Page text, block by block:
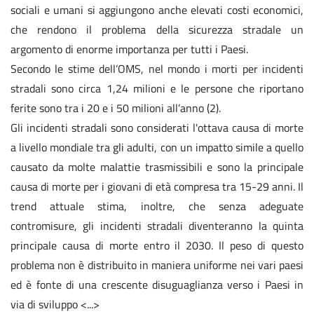
sociali e umani si aggiungono anche elevati costi economici,
che rendono il problema della sicurezza stradale un
argomento di enorme importanza per tutti i Paesi.
Secondo le stime dell’OMS, nel mondo i morti per incidenti
stradali sono circa 1,24 milioni e le persone che riportano
ferite sono tra i 20 e i 50 milioni all’anno (2).
Gli incidenti stradali sono considerati l'ottava causa di morte
a livello mondiale tra gli adulti, con un impatto simile a quello
causato da molte malattie trasmissibili e sono la principale
causa di morte per i giovani di età compresa tra 15-29 anni. Il
trend attuale stima, inoltre, che senza adeguate
contromisure, gli incidenti stradali diventeranno la quinta
principale causa di morte entro il 2030. Il peso di questo
problema non è distribuito in maniera uniforme nei vari paesi
ed è fonte di una crescente disuguaglianza verso i Paesi in
via di sviluppo <...>